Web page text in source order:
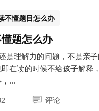
不懂题目怎么办
题怎么办
是理解力的问题，不是亲
在读的时候不给孩子解释
...
评论